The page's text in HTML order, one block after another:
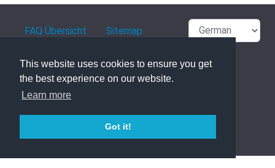
This website uses cookies to ensure you get
the best experience on our website.
Learn more
Got it!
FAQ Übersicht Sitemap
Glossar Kontakt
powered with ❤️ and ☕️ byphpMyFAQ3.1.8